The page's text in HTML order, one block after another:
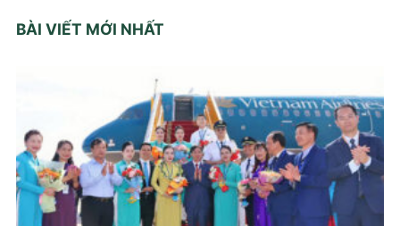
BÀI VIẾT MỚI NHẤT